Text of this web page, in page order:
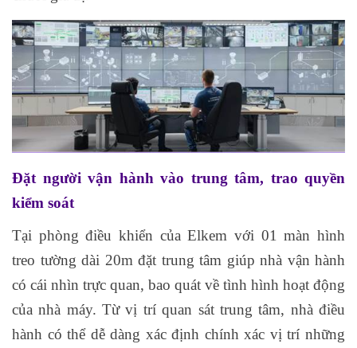
Đặt người vận hành vào trung tâm, trao quyền
kiểm soát
Tại phòng điều khiển của Elkem với 01 màn hình
treo tường dài 20m đặt trung tâm giúp nhà vận hành
có cái nhìn trực quan, bao quát về tình hình hoạt động
của nhà máy. Từ vị trí quan sát trung tâm, nhà điều
hành có thể dễ dàng xác định chính xác vị trí những